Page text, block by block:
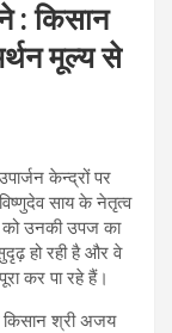
: किसान
मूल्य से
केन्द्रों पर
साय के नेतृत्व
को उनकी उपज का
हो रही है और वे
कर पा रहे हैं।
किसान श्री अजय